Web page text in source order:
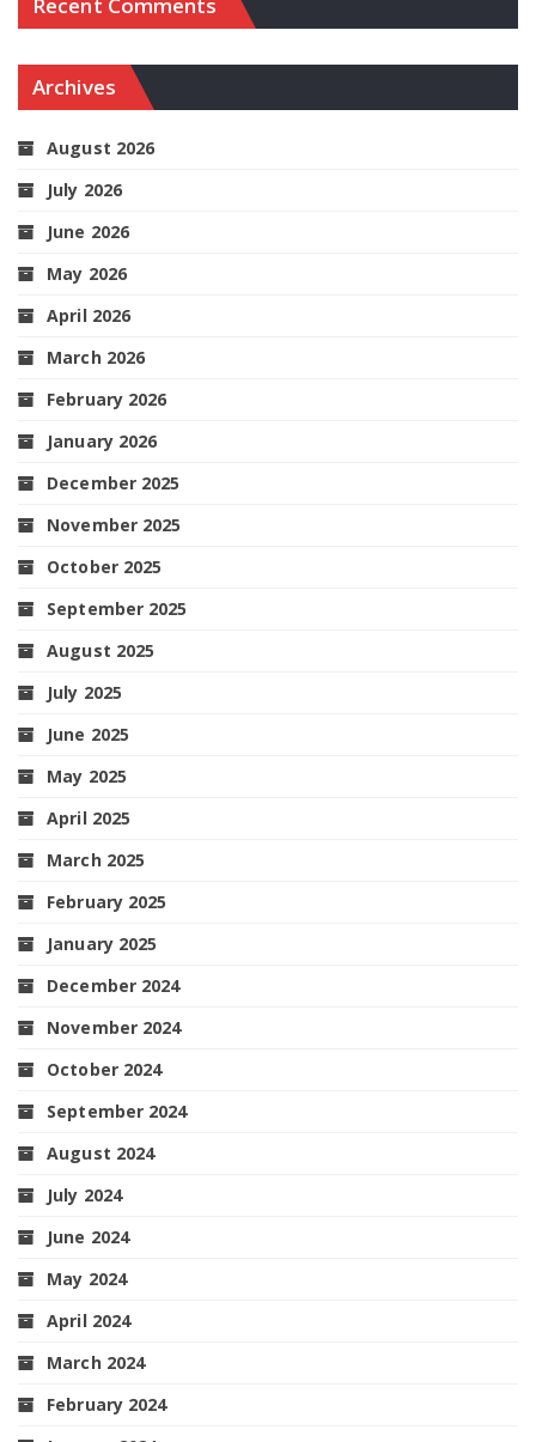
Recent Comments
Archives
August 2026
July 2026
June 2026
May 2026
April 2026
March 2026
February 2026
January 2026
December 2025
November 2025
October 2025
September 2025
August 2025
July 2025
June 2025
May 2025
April 2025
March 2025
February 2025
January 2025
December 2024
November 2024
October 2024
September 2024
August 2024
July 2024
June 2024
May 2024
April 2024
March 2024
February 2024